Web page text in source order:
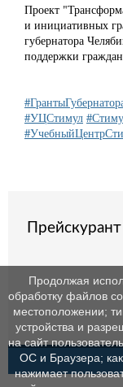
Проект
и инициативных
губернатора
поддержки
#УЦСтимул
Продолжая
обработку файлов
местоположении;
устройства и
на сайт
ОС и Браузера;
нажимает